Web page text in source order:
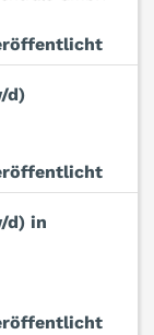
d)
d) in